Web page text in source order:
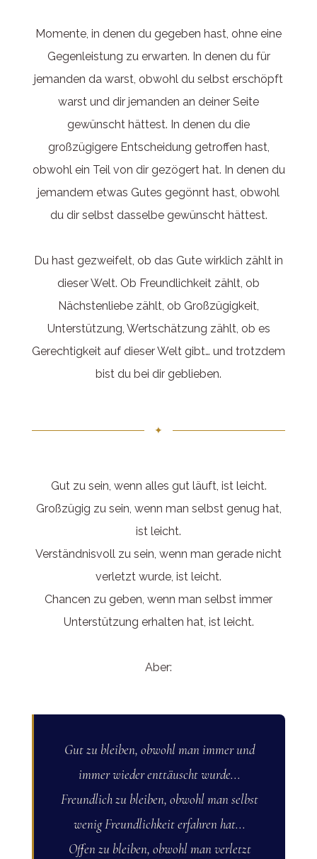
Momente, in denen du gegeben hast, ohne eine
Gegenleistung zu erwarten. In denen du für
jemanden da warst, obwohl du selbst erschöpft
warst und dir jemanden an deiner Seite
gewünscht hättest. In denen du die
großzügigere Entscheidung getroffen hast,
obwohl ein Teil von dir gezögert hat. In denen du
jemandem etwas Gutes gegönnt hast, obwohl
du dir selbst dasselbe gewünscht hättest.
Du hast gezweifelt, ob das Gute wirklich zählt in
dieser Welt. Ob Freundlichkeit zählt, ob
Nächstenliebe zählt, ob Großzügigkeit,
Unterstützung, Wertschätzung zählt, ob es
Gerechtigkeit auf dieser Welt gibt… und trotzdem
bist du bei dir geblieben.
✦
Gut zu sein, wenn alles gut läuft, ist leicht.
Großzügig zu sein, wenn man selbst genug hat,
ist leicht.
Verständnisvoll zu sein, wenn man gerade nicht
verletzt wurde, ist leicht.
Chancen zu geben, wenn man selbst immer
Unterstützung erhalten hat, ist leicht.
Aber:
Gut zu bleiben, obwohl man immer und
immer wieder enttäuscht wurde...
Freundlich zu bleiben, obwohl man selbst
wenig Freundlichkeit erfahren hat...
Offen zu bleiben, obwohl man verletzt